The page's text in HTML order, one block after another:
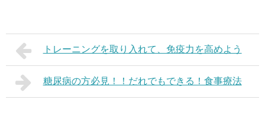
トレーニングを取り入れて、免疫力を高めよう
糖尿病の方必見！！だれでもできる！食事療法